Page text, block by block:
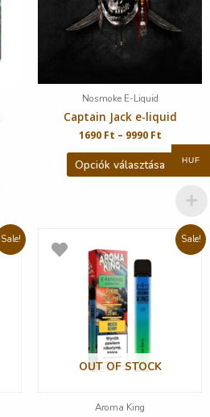
Nosmoke E-Liquid
Captain Jack e-liquid
1690 Ft – 9990 Ft
Opciók választása
Sale! Sale!
OUT OF STOCK
Aroma King
HUF